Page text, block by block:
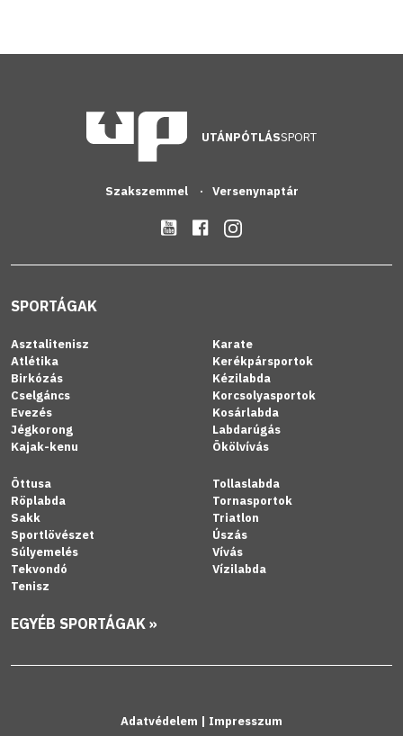
UTÁNPÓTLÁSSPORT
Szakszemmel Versenynaptár
SPORTÁGAK
Asztalitenisz
Atlétika
Birkózás
Cselgáncs
Evezés
Jégkorong
Kajak-kenu
Karate
Kerékpársportok
Kézilabda
Korcsolyasportok
Kosárlabda
Labdarúgás
Ökölvívás
Öttusa
Röplabda
Sakk
Sportlövészet
Súlyemelés
Tekvondó
Tenisz
Tollaslabda
Tornasportok
Triatlon
Úszás
Vívás
Vízilabda
EGYÉB SPORTÁGAK »
Adatvédelem | Impresszum